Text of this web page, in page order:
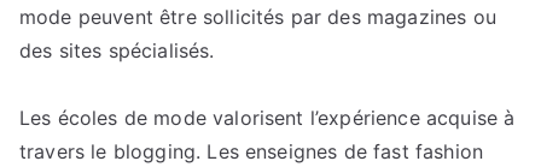
mode peuvent être sollicités par des magazines ou
des sites spécialisés.
Les écoles de mode valorisent l’expérience acquise à
travers le blogging. Les enseignes de fast fashion